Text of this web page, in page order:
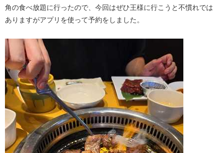
角の食べ放題に行ったので、今回はぜひ王様に行こうと不慣れでは
ありますがアプリを使って予約をしました。